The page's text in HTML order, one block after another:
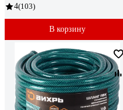
4(103)
В корзину